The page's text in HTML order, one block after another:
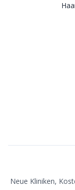
Neue Kliniken,